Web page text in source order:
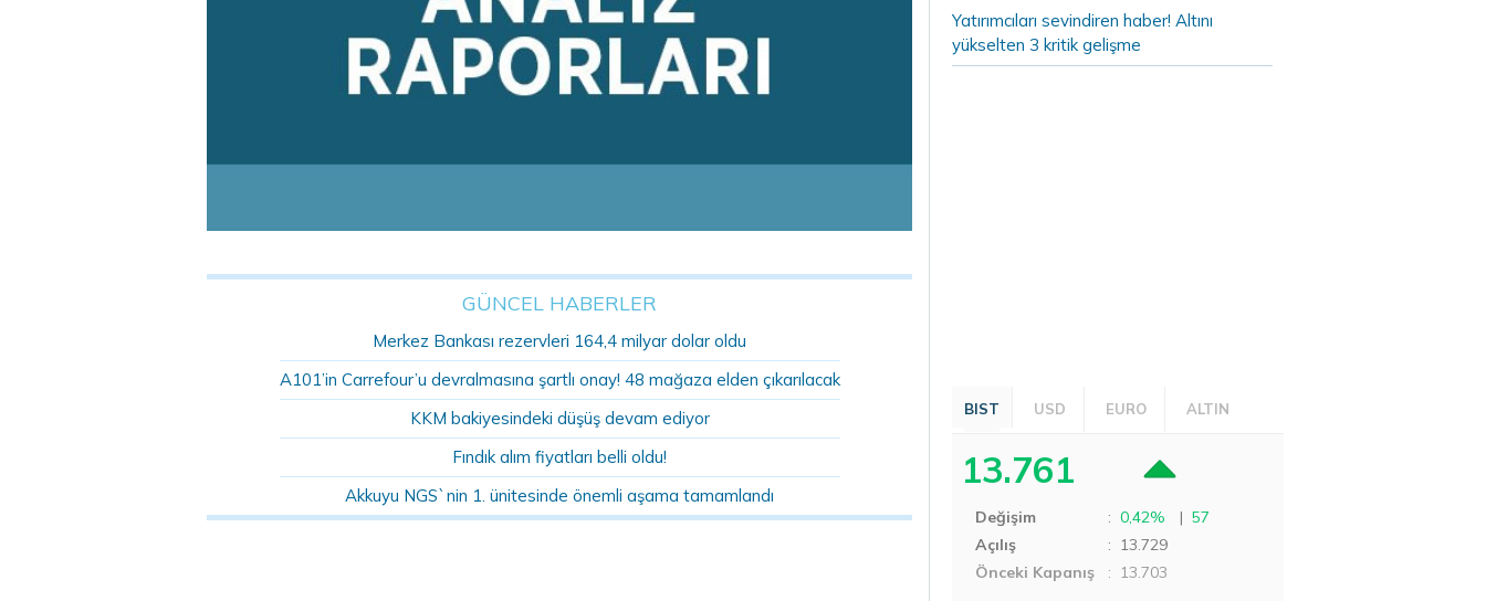
GÜNCEL HABERLER
Merkez Bankası rezervleri 164,4 milyar dolar oldu
A101’in Carrefour’u devralmasına şartlı onay! 48 mağaza elden çıkarılacak
KKM bakiyesindeki düşüş devam ediyor
Fındık alım fiyatları belli oldu!
Akkuyu NGS`nin 1. ünitesinde önemli aşama tamamlandı
Yatırımcıları sevindiren haber! Altını
yükselten 3 kritik gelişme
BIST USD EURO ALTIN
13.761
Değişim : 0,42% | 57
Açılış
: 13.729
Önceki Kapanış
: 13.703